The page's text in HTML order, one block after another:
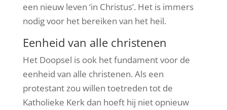
een nieuw leven ‘in Christus’. Het is immers
nodig voor het bereiken van het heil.
Eenheid van alle christenen
Het Doopsel is ook het fundament voor de
eenheid van alle christenen. Als een
protestant zou willen toetreden tot de
Katholieke Kerk dan hoeft hij niet opnieuw